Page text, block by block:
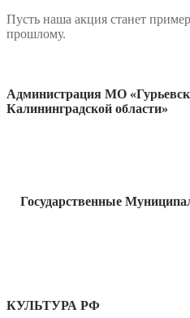
Пусть наша акция станет
прошлому.
Администрация МО
Калининградской области»
Государственные
КУЛЬТУРА РФ